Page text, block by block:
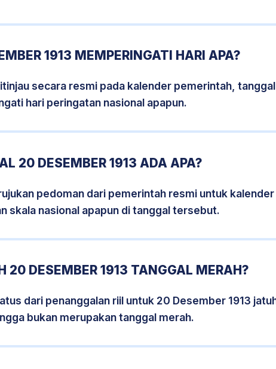
1913 MEMPERINGATI HARI APA?
secara resmi pada kalender pemerintah,
hari peringatan nasional apapun.
20 DESEMBER 1913 ADA APA?
pedoman dari pemerintah resmi untuk
skala nasional apapun di tanggal tersebut.
20 DESEMBER 1913 TANGGAL MERAH?
dari penanggalan riil untuk 20 Desember 1913
bukan merupakan tanggal merah.